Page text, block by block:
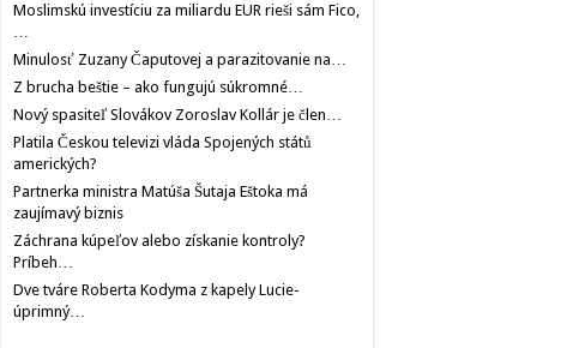
Moslimskú investíciu za miliardu EUR rieši sám Fico,
…
Minulosť Zuzany Čaputovej a parazitovanie na…
Z brucha beštie – ako fungujú súkromné…
Nový spasiteľ Slovákov Zoroslav Kollár je člen…
Platila Českou televizi vláda Spojených států
amerických?
Partnerka ministra Matúša Šutaja Eštoka má
zaujímavý biznis
Záchrana kúpeľov alebo získanie kontroly?
Príbeh…
Dve tváre Roberta Kodyma z kapely Lucie-
úprimný…